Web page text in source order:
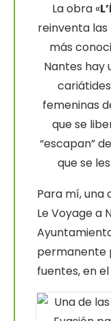
La obra «
reinventa
más
Nantes hay
femeninas
que se
“escapan”
que se
Para mí, una
Le Voyage a
permanente
fuentes, en